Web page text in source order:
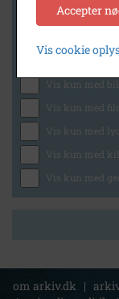
Generelt
Vis kun med
Vis kun med
Vis kun med
Vis kun med
Vis kun med
om arkiv.dk |
Accepter
Vis cookie